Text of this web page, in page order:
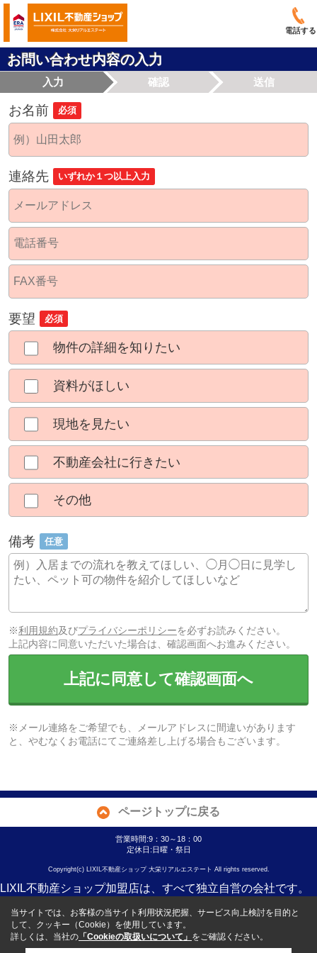
電話する
お問い合わせ内容の入力
入力 確認 送信
お名前 必須
連絡先 いずれか１つ以上入力
要望 必須
物件の詳細を知りたい
資料がほしい
現地を見たい
不動産会社に行きたい
その他
備考 任意
※利用規約及びプライバシーポリシーを必ずお読みください。
上記内容に同意いただいた場合は、確認画面へお進みください。
上記に同意して確認画面へ
※メール連絡をご希望でも、メールアドレスに間違いがあります
と、やむなくお電話にてご連絡差し上げる場合もございます。
ページトップに戻る
営業時間:9：30～18：00
定休日:日曜・祭日
Copyright(c) LIXIL不動産ショップ 大栄リアルエステート All rights reserved.
LIXIL不動産ショップ加盟店は、すべて独立自営の会社です。
当サイトでは、お客様の当サイト利用状況把握、サービス向上検討を目的と
して、クッキー（Cookie）を使用しています。
詳しくは、当社の 「Cookieの取扱いについて」 をご確認ください。